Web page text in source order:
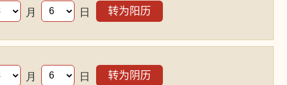
月 日 转为阳历
月 日 转为阴历